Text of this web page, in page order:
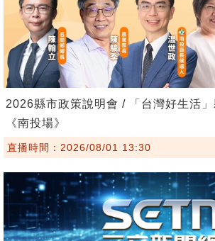
2026縣市政策說明會 / 「台灣好生活
《南投場》
直播時間：2026/08/01 13:30